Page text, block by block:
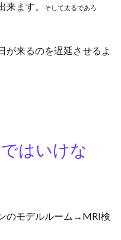
ます。
そして太るであろ
が来るのを遅延させるよ
はいけな
のモデルルーム→MRI検